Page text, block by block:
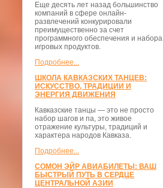
Еще десять лет назад большинство
компаний в сфере онлайн-
развлечений конкурировали
преимущественно за счет
программного обеспечения и набора
игровых продуктов.
Подробнее...
ШКОЛА КАВКАЗСКИХ ТАНЦЕВ:
ИСКУССТВО, ТРАДИЦИИ И
ЭНЕРГИЯ ДВИЖЕНИЯ
Кавказские танцы — это не просто
набор шагов и па, это живое
отражение культуры, традиций и
характера народов Кавказа.
Подробнее...
СОМОН ЭЙР АВИАБИЛЕТЫ: ВАШ
БЫСТРЫЙ ПУТЬ В СЕРДЦЕ
ЦЕНТРАЛЬНОЙ АЗИИ